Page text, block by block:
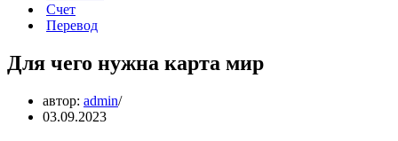
Счет
Перевод
Для чего нужна карта мир
автор: admin
03.09.2023